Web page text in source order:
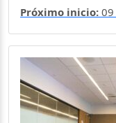
Próximo inicio: